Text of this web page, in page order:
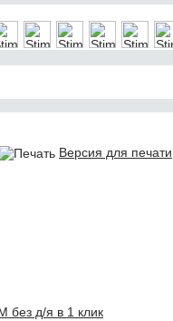
Версия для печати
без д/я в 1 клик